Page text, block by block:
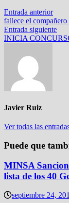
Navegación
de
entradas
Entrada anterior
fallece el
Entrada siguiente
INICIA
Javier Ruiz
Ver todas las
Puede que
MINSA
lista de los 40
septiembre 24,